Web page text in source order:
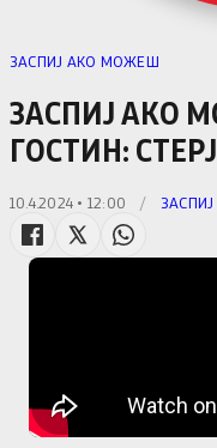
ЗАСПИЈ АКО МОЖЕШ
ЗАСПИЈ АКО
ГОСТИН:
10.4.2024 • 12:00 /